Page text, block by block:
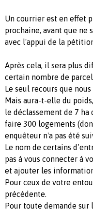
Un courrier est en effet
prochaine, avant que ne
avec l'appui de la
Après cela, il sera plus
certain nombre de
Le seul recours que
Mais aura-t-elle du
le déclassement de 7
faire 300 logements
enquêteur n'a pas été
Le nom de certains
pas à vous connecter à
et ajouter les
Pour ceux de votre
précédente.
Pour toute demande sur